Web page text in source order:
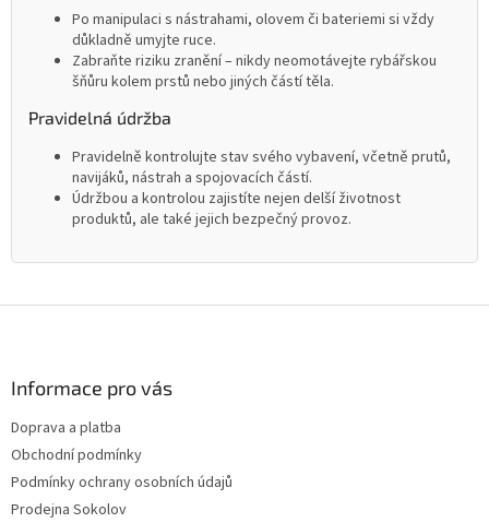
Po manipulaci s nástrahami, olovem či bateriemi si vždy
důkladně umyjte ruce.
Zabraňte riziku zranění – nikdy neomotávejte rybářskou
šňůru kolem prstů nebo jiných částí těla.
Pravidelná údržba
Pravidelně kontrolujte stav svého vybavení, včetně prutů,
navijáků, nástrah a spojovacích částí.
Údržbou a kontrolou zajistíte nejen delší životnost
produktů, ale také jejich bezpečný provoz.
Informace pro vás
Doprava a platba
Obchodní podmínky
Podmínky ochrany osobních údajů
Prodejna Sokolov